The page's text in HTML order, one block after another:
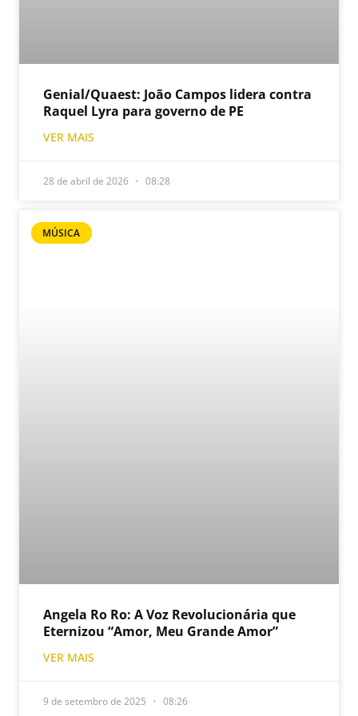
Genial/Quaest: João Campos lidera contra
Raquel Lyra para governo de PE
VER MAIS
28 de abril de 2026 08:28
MÚSICA
Angela Ro Ro: A Voz Revolucionária que
Eternizou “Amor, Meu Grande Amor”
VER MAIS
9 de setembro de 2025 08:26